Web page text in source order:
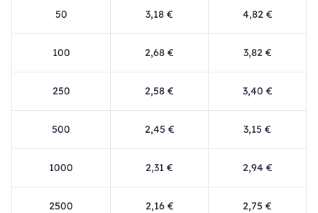
50 3,18 € 4,82 €
100 2,68 € 3,82 €
250 2,58 € 3,40 €
500 2,45 € 3,15 €
1000 2,31 € 2,94 €
2500 2,16 € 2,75 €